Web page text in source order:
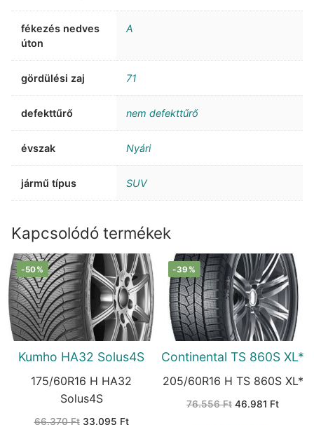
fékezés nedves
úton
A
gördülési zaj 71
defekttűrő nem defekttűrő
évszak Nyári
jármű típus SUV
Kapcsolódó termékek
-50%
Kumho HA32 Solus4S
175/60R16 H HA32
Solus4S
66.370Ft Original
33.095 FtCurrent
-39%
Continental TS 860S XL*
205/60R16 H TS 860S XL*
76.556Ft Original
46.981 FtCurrent